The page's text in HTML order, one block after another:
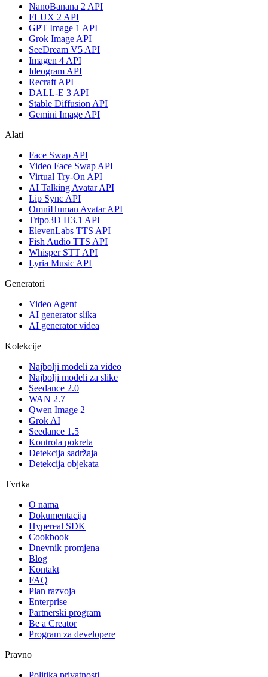
NanoBanana 2 API
FLUX 2 API
GPT Image 1 API
Grok Image API
SeeDream V5 API
Imagen 4 API
Ideogram API
Recraft API
DALL-E 3 API
Stable Diffusion API
Gemini Image API
Alati
Face Swap API
Video Face Swap API
Virtual Try-On API
AI Talking Avatar API
Lip Sync API
OmniHuman Avatar API
Tripo3D H3.1 API
ElevenLabs TTS API
Fish Audio TTS API
Whisper STT API
Lyria Music API
Generatori
Video Agent
AI generator slika
AI generator videa
Kolekcije
Najbolji modeli za video
Najbolji modeli za slike
Seedance 2.0
WAN 2.7
Qwen Image 2
Grok AI
Seedance 1.5
Kontrola pokreta
Detekcija sadržaja
Detekcija objekata
Tvrtka
O nama
Dokumentacija
Hypereal SDK
Cookbook
Dnevnik promjena
Blog
Kontakt
FAQ
Plan razvoja
Enterprise
Partnerski program
Be a Creator
Program za developere
Pravno
Politika privatnosti